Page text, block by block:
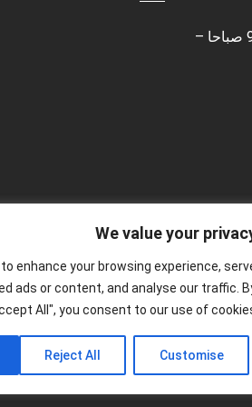
We value your
enhance your browsing experience,
ads or content, and analyse our traffic.
All", you consent to our use of
Customise
Reject All
الاثنين – الجمعة 9.30 صباحا –